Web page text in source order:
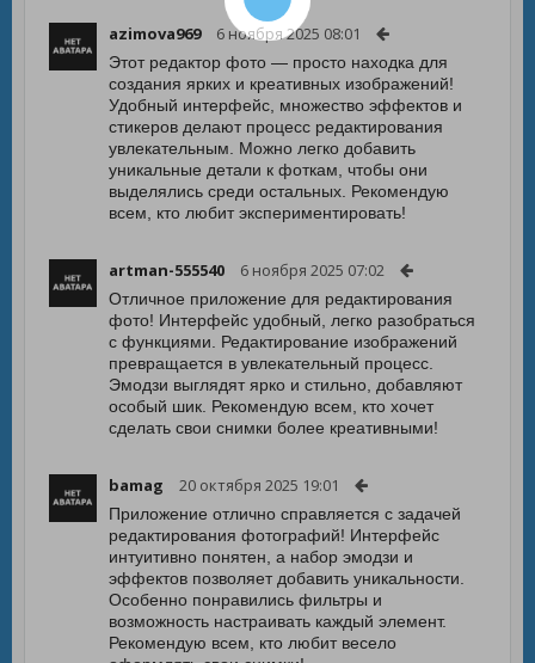
azimova969 6 ноября 2025 08:01
Этот редактор фото — просто находка для
создания ярких и креативных изображений!
Удобный интерфейс, множество эффектов и
стикеров делают процесс редактирования
увлекательным. Можно легко добавить
уникальные детали к фоткам, чтобы они
выделялись среди остальных. Рекомендую
всем, кто любит экспериментировать!
artman-555540 6 ноября 2025 07:02
Отличное приложение для редактирования
фото! Интерфейс удобный, легко разобраться
с функциями. Редактирование изображений
превращается в увлекательный процесс.
Эмодзи выглядят ярко и стильно, добавляют
особый шик. Рекомендую всем, кто хочет
сделать свои снимки более креативными!
bamag 20 октября 2025 19:01
Приложение отлично справляется с задачей
редактирования фотографий! Интерфейс
интуитивно понятен, а набор эмодзи и
эффектов позволяет добавить уникальности.
Особенно понравились фильтры и
возможность настраивать каждый элемент.
Рекомендую всем, кто любит весело